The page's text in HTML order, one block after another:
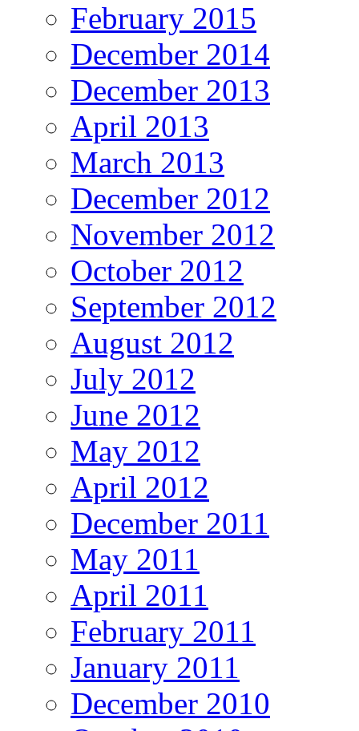
February 2015
December 2014
December 2013
April 2013
March 2013
December 2012
November 2012
October 2012
September 2012
August 2012
July 2012
June 2012
May 2012
April 2012
December 2011
May 2011
April 2011
February 2011
January 2011
December 2010